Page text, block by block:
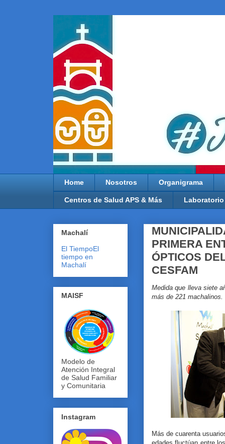
Home Nosotros Organigrama
Centros de Salud APS & Más Laboratorio
PRIMERA
ÓPTICOS
CESFAM
Medida que lleva siete
más de 221 machalinos.
Más de cuarenta
Machalí
El TiempoEl
tiempo en
Machalí
MAISF
Modelo de
Atención Integral
de Salud Familiar
y Comunitaria
Instagram